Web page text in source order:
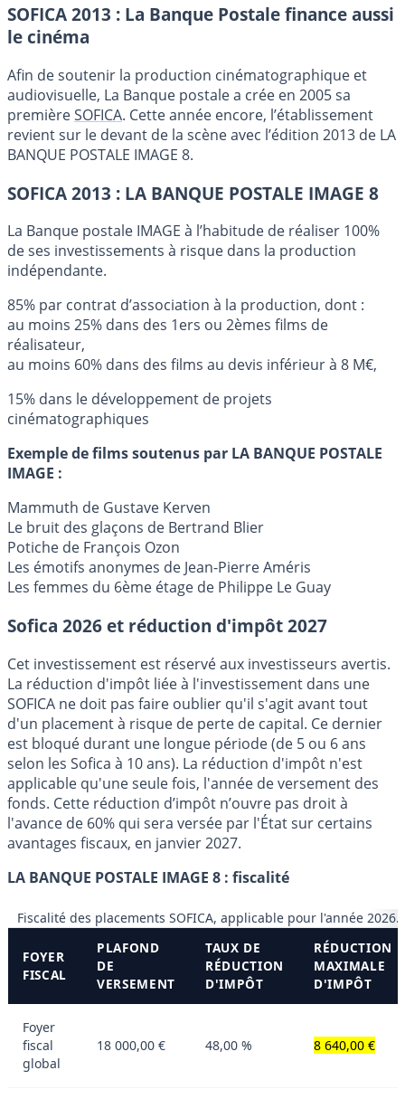
SOFICA 2013 : La Banque Postale finance aussi
le cinéma
Afin de soutenir la production cinématographique et
audiovisuelle, La Banque postale a crée en 2005 sa
premièreSOFICA. Cette année encore, l’établissement
revient sur le devant de la scène avec l’édition 2013 de LA
BANQUE POSTALE IMAGE 8.
SOFICA 2013 : LA BANQUE POSTALE IMAGE 8
La Banque postale IMAGE à l’habitude de réaliser 100%
de ses investissements à risque dans la production
indépendante.
85% par contrat d’association à la production, dont :
au moins 25% dans des 1ers ou 2èmes films de
réalisateur,
au moins 60% dans des films au devis inférieur à 8 M€,
15% dans le développement de projets
cinématographiques
Exemple de films soutenus par LA BANQUE POSTALE
IMAGE :
Mammuth de Gustave Kerven
Le bruit des glaçons de Bertrand Blier
Potiche de François Ozon
Les émotifs anonymes de Jean-Pierre Améris
Les femmes du 6ème étage de Philippe Le Guay
Sofica 2026 et réduction d'impôt 2027
Cet investissement est réservé aux investisseurs avertis.
La réduction d'impôt liée à l'investissement dans une
SOFICA ne doit pas faire oublier qu'il s'agit avant tout
d'un placement à risque de perte de capital. Ce dernier
est bloqué durant une longue période (de 5 ou 6 ans
selon les Sofica à 10 ans). La réduction d'impôt n'est
applicable qu'une seule fois, l'année de versement des
fonds. Cette réduction d’impôt n’ouvre pas droit à
l'avance de 60% qui sera versée par l'État sur certains
avantages fiscaux, en janvier 2027.
LA BANQUE POSTALE IMAGE 8 : fiscalité
Fiscalité des placements SOFICA, applicable pour l'année 2026.
FOYER
FISCAL
PLAFOND
DE
VERSEMENT
TAUX DE
RÉDUCTION
D'IMPÔT
RÉDUCTION
MAXIMALE
D'IMPÔT
Foyer
fiscal
global
18 000,00 € 48,00 % 8 640,00 €